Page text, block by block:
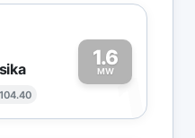
1.6
MW1